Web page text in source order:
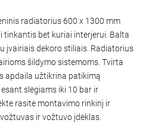
radiatorius 600 x 1300 mm
tinkantis bet kuriai interjerui. Balta
įvairiais dekoro stiliais. Radiatorius
šildymo sistemoms. Tvirta
apdaila užtikrina patikimą
slėgiams iki 10 bar ir
rasite montavimo rinkinį ir
ir vožtuvo įdėklas.